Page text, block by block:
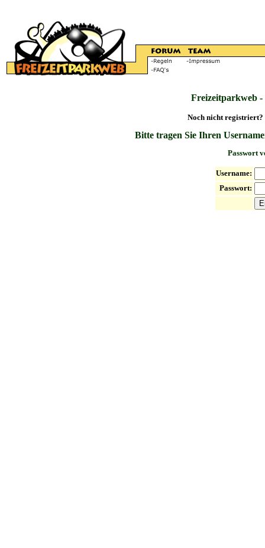
Freizeitparkweb
Noch nicht registriert?
Bitte tragen Sie Ihren
Passwort
Username:
Passwort: